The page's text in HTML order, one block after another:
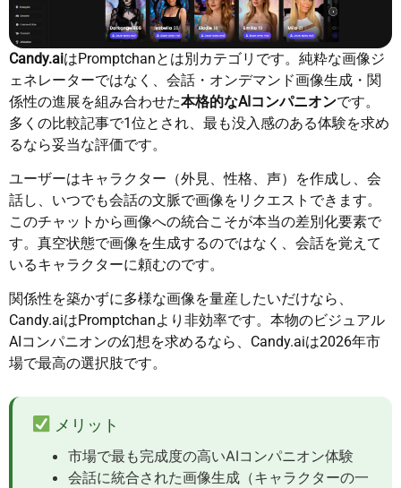
Candy.aiはPromptchanとは別カテゴリです。純粋な画像ジ
ェネレーターではなく、会話・オンデマンド画像生成・関
係性の進展を組み合わせた本格的なAIコンパニオンです。
多くの比較記事で1位とされ、最も没入感のある体験を求め
るなら妥当な評価です。
ユーザーはキャラクター（外見、性格、声）を作成し、会
話し、いつでも会話の文脈で画像をリクエストできます。
このチャットから画像への統合こそが本当の差別化要素で
す。真空状態で画像を生成するのではなく、会話を覚えて
いるキャラクターに頼むのです。
関係性を築かずに多様な画像を量産したいだけなら、
Candy.aiはPromptchanより非効率です。本物のビジュアル
AIコンパニオンの幻想を求めるなら、Candy.aiは2026年市
場で最高の選択肢です。
メリット
市場で最も完成度の高いAIコンパニオン体験
会話に統合された画像生成（キャラクターの一